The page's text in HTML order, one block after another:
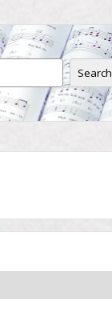
Search